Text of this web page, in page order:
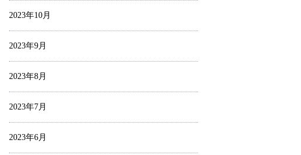
2023年10月
2023年9月
2023年8月
2023年7月
2023年6月